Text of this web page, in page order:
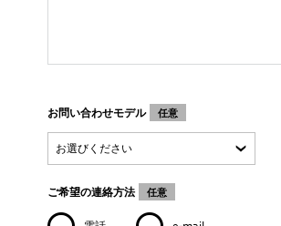
お問い合わせモデル 任意
ご希望の連絡方法 任意